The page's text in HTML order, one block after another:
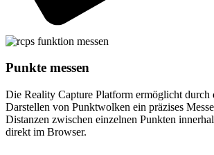
Punkte messen
Die Reality Capture Platform ermöglicht durch
Darstellen von Punktwolken ein präzises
Distanzen zwischen einzelnen Punkten
direkt im Browser.